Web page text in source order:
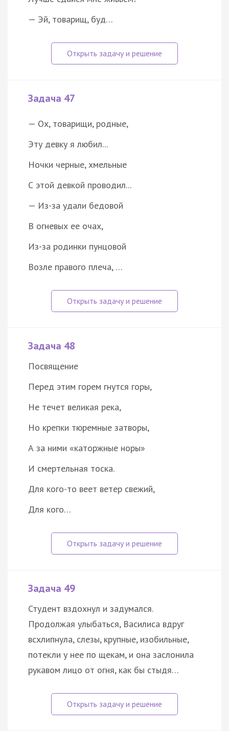
— Эй, товарищ, буд…
Задача 47
— Ох, товарищи, родные,
Эту девку я любил...
Ночки черные, хмельные
С этой девкой проводил...
— Из-за удали бедовой
В огневых ее очах,
Из-за родинки пунцовой
Возле правого плеча, …
Задача 48
Посвящение
Перед этим горем гнутся горы,
Не течет великая река,
Но крепки тюремные затворы,
А за ними «каторжные норы»
И смертельная тоска.
Для кого-то веет ветер свежий,
Для кого…
Задача 49
Студент вздохнул и задумался.
Продолжая улыбаться, Василиса вдруг
всхлипнула, слезы, крупные, изобильные,
потекли у нее по щекам, и она заслонила
рукавом лицо от огня, как бы стыдя…